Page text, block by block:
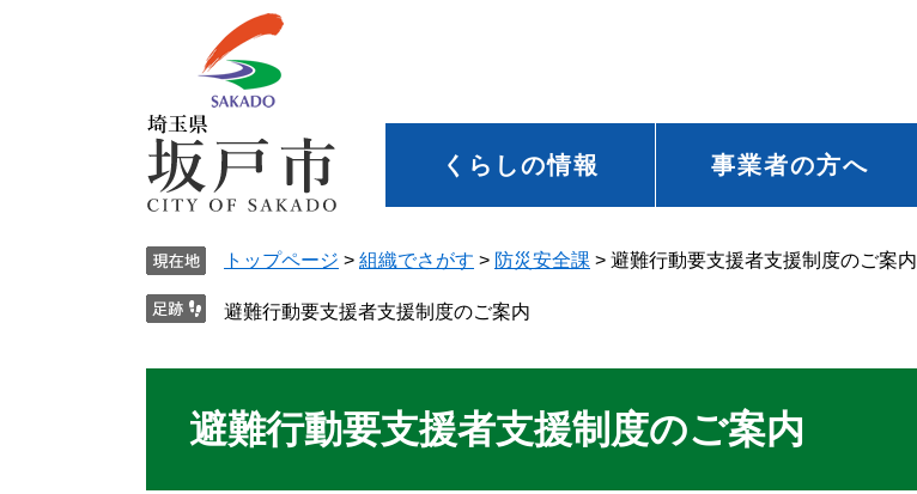
くらしの情報 事業者の方へ
トップページ > 組織でさがす > 防災安全課 > 避難行動要支援者支援制度のご案内
避難行動要支援者支援制度のご案内
避難行動要支援者支援制度のご案内